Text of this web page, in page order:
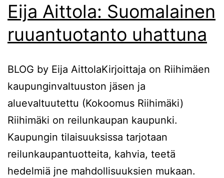
Eija Aittola: Suomalainen
ruuantuotanto uhattuna
BLOG by Eija AittolaKirjoittaja on Riihimäen
kaupunginvaltuuston jäsen ja
aluevaltuutettu (Kokoomus Riihimäki)
Riihimäki on reilunkaupan kaupunki.
Kaupungin tilaisuuksissa tarjotaan
reilunkaupantuotteita, kahvia, teetä
hedelmiä jne mahdollisuuksien mukaan.